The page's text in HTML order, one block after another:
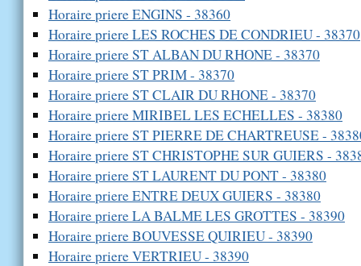
Horaire priere ENGINS - 38360
Horaire priere LES ROCHES DE CONDRIEU - 38370
Horaire priere ST ALBAN DU RHONE - 38370
Horaire priere ST PRIM - 38370
Horaire priere ST CLAIR DU RHONE - 38370
Horaire priere MIRIBEL LES ECHELLES - 38380
Horaire priere ST PIERRE DE CHARTREUSE -
Horaire priere ST CHRISTOPHE SUR GUIERS -
Horaire priere ST LAURENT DU PONT - 38380
Horaire priere ENTRE DEUX GUIERS - 38380
Horaire priere LA BALME LES GROTTES - 38390
Horaire priere BOUVESSE QUIRIEU - 38390
Horaire priere VERTRIEU - 38390